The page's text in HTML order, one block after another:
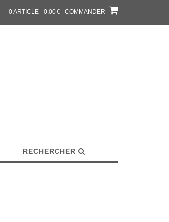
0 ARTICLE - 0,00 € COMMANDER
RECHERCHER